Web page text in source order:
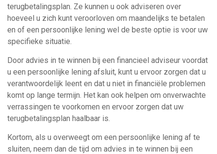
terugbetalingsplan. Ze kunnen u ook adviseren over
hoeveel u zich kunt veroorloven om maandelijks te betalen
en of een persoonlijke lening wel de beste optie is voor uw
specifieke situatie.
Door advies in te winnen bij een financieel adviseur voordat
u een persoonlijke lening afsluit, kunt u ervoor zorgen dat u
verantwoordelijk leent en dat u niet in financiële problemen
komt op lange termijn. Het kan ook helpen om onverwachte
verrassingen te voorkomen en ervoor zorgen dat uw
terugbetalingsplan haalbaar is.
Kortom, als u overweegt om een persoonlijke lening af te
sluiten, neem dan de tijd om advies in te winnen bij een